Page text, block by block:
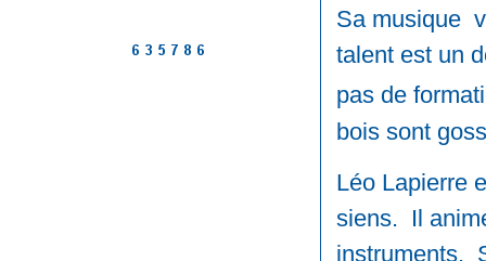
Sa musique
talent est un
pas de
bois sont
Léo Lapierre
siens. Il
instruments.